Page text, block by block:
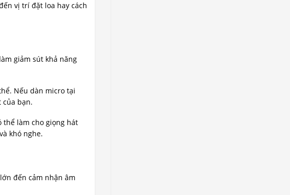
vị trí đặt loa hay cách
giảm sút khả năng
Nếu dàn micro tại
của bạn.
thể làm cho giọng hát
khó nghe.
đến cảm nhận âm